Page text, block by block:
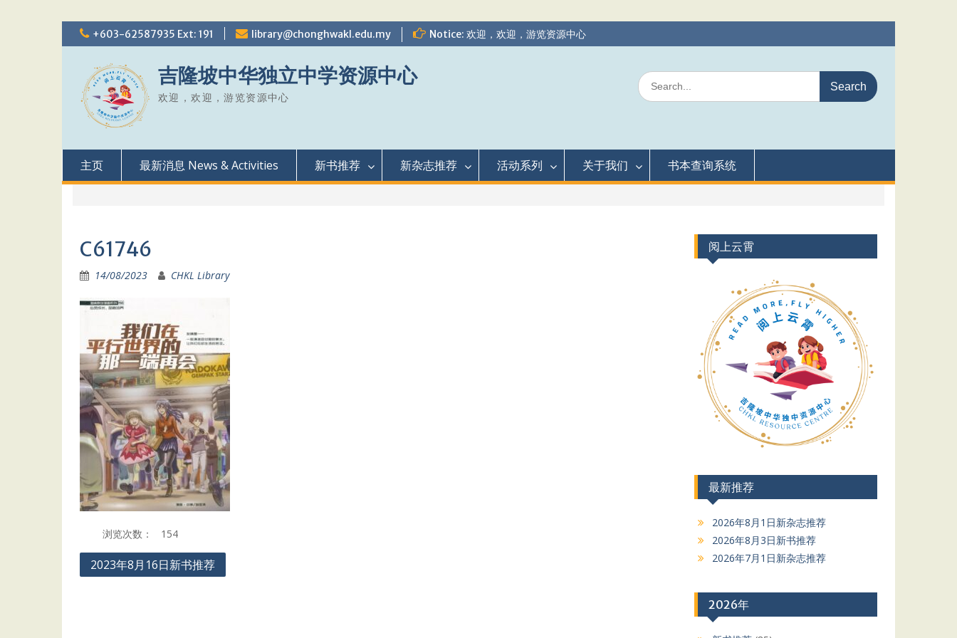
Skip
to
+603-62587935 Ext: 191 library@chonghwakl.edu.my Notice: 欢迎，欢迎，游览资源中心
吉隆坡中华独立中学资源中心
欢迎，欢迎，游览资源中心
Search
for:
主页 最新消息 News & Activities 新书推荐 新杂志推荐 活动系列 关于我们 书本查询系统
C61746
14/08/2023 CHKL Library
浏览次数： 154
Post
2023年8月16日新书推荐
阅上云霄
最新推荐
2026年8月1日新杂志推荐
2026年8月3日新书推荐
2026年7月1日新杂志推荐
2026年